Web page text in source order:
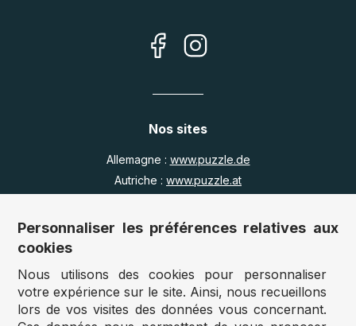
Nos sites
Allemagne : www.puzzle.de
Autriche : www.puzzle.at
Royaume Uni :
www.jigsawpuzzle.co.uk
Accès revendeurs / détaillants
Vous avez un magasin ?
Personnaliser les préférences relatives aux
cookies
Nous utilisons des cookies pour personnaliser
votre expérience sur le site. Ainsi, nous recueillons
lors de vos visites des données vous concernant.